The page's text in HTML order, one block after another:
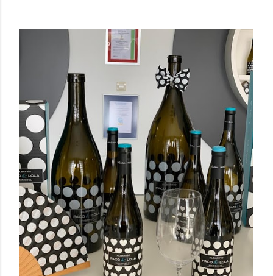
sabroso, con ese toque tostado y crujiente que tanto nos
satisface. Estas alubias crujientes al horno van a cambiar
por completo tu forma de ver las legumbres. Olvídate de
asociar las alubias únicamente a los guisos tradicionales y
copiosos de invierno. Con esta receta simple pero
revolucionaria, transformaremos un ingrediente tan
humilde como la alubia de La Bañeza en un snack ligero,
dorado, cargado de proteína y 100% natural. Es el
sustituto perfecto a los frutos se...